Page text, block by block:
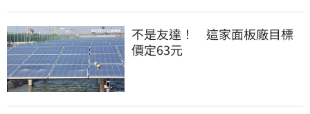
不是友達！ 這家面板廠目標
價定63元